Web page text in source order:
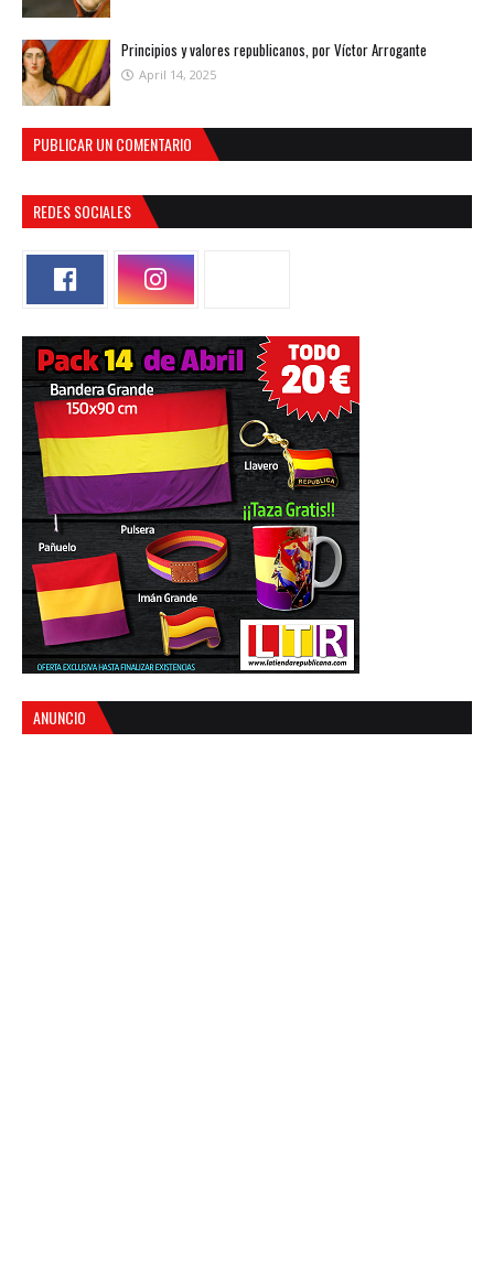
Principios y valores republicanos, por Víctor Arrogante
April 14, 2025
PUBLICAR UN COMENTARIO
REDES SOCIALES
ANUNCIO